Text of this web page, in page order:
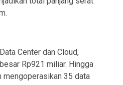
Center dan Cloud,
Rp921 miliar. Hingga
35 data